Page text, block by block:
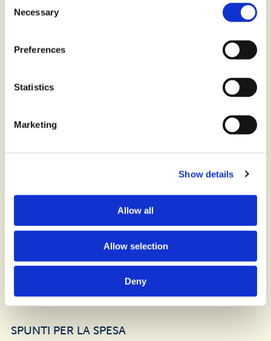
Selection
Necessary
Preferences
Statistics
Marketing
Show details
Allow all
Allow selection
Deny
Panettone Pistacchio
SPUNTI PER LA SPESA